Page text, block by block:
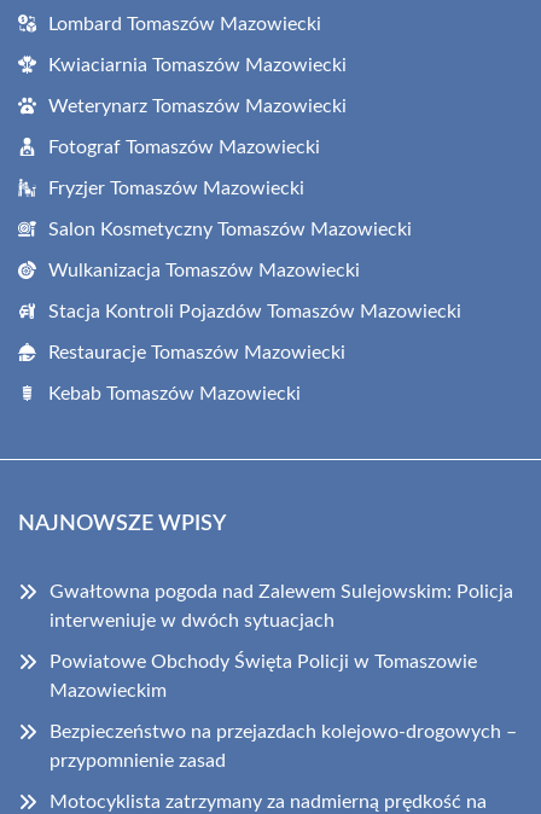
Lombard Tomaszów Mazowiecki
Kwiaciarnia Tomaszów Mazowiecki
Weterynarz Tomaszów Mazowiecki
Fotograf Tomaszów Mazowiecki
Fryzjer Tomaszów Mazowiecki
Salon Kosmetyczny Tomaszów Mazowiecki
Wulkanizacja Tomaszów Mazowiecki
Stacja Kontroli Pojazdów Tomaszów Mazowiecki
Restauracje Tomaszów Mazowiecki
Kebab Tomaszów Mazowiecki
NAJNOWSZE WPISY
Gwałtowna pogoda nad Zalewem Sulejowskim: Policja
interweniuje w dwóch sytuacjach
Powiatowe Obchody Święta Policji w Tomaszowie
Mazowieckim
Bezpieczeństwo na przejazdach kolejowo-drogowych –
przypomnienie zasad
Motocyklista zatrzymany za nadmierną prędkość na